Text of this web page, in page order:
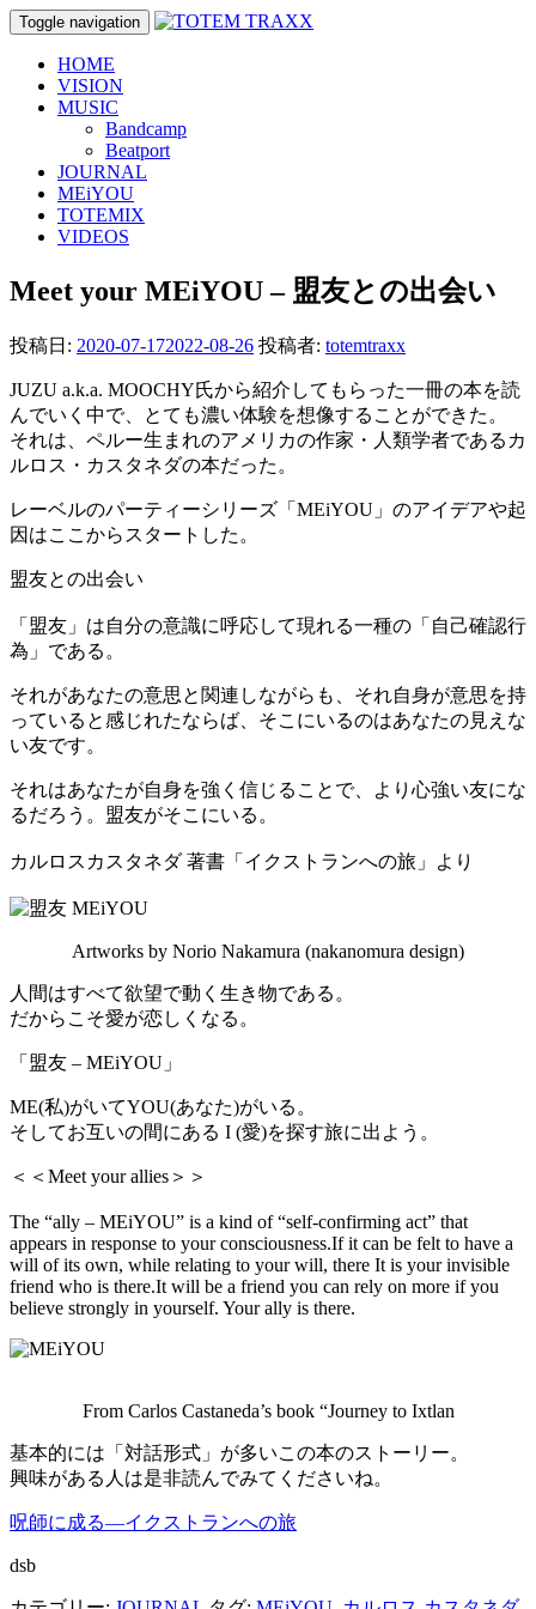
Toggle navigation
HOME
VISION
MUSIC
Bandcamp
Beatport
JOURNAL
MEiYOU
TOTEMIX
VIDEOS
Meet your MEiYOU – 盟友との出会い
投稿日: 2020-07-172022-08-26 投稿者: totemtraxx
JUZU a.k.a. MOOCHY氏から紹介してもらった一冊の本を読
んでいく中で、とても濃い体験を想像することができた。
それは、ペルー生まれのアメリカの作家・人類学者であるカ
ルロス・カスタネダの本だった。
レーベルのパーティーシリーズ「MEiYOU」のアイデアや起
因はここからスタートした。
盟友との出会い
「盟友」は自分の意識に呼応して現れる一種の「自己確認行
為」である。
それがあなたの意思と関連しながらも、それ自身が意思を持
っていると感じれたならば、そこにいるのはあなたの見えな
い友です。
それはあなたが自身を強く信じることで、より心強い友にな
るだろう。盟友がそこにいる。
カルロスカスタネダ 著書「イクストランへの旅」より
Artworks by Norio Nakamura (nakanomura design)
人間はすべて欲望で動く生き物である。
だからこそ愛が恋しくなる。
「盟友 – MEiYOU」
ME(私)がいてYOU(あなた)がいる。
そしてお互いの間にある I (愛)を探す旅に出よう。
＜＜Meet your allies＞＞
The “ally – MEiYOU” is a kind of “self-confirming act” that
appears in response to your consciousness.If it can be felt to have a
will of its own, while relating to your will, there It is your invisible
friend who is there.It will be a friend you can rely on more if you
believe strongly in yourself. Your ally is there.
From Carlos Castaneda’s book “Journey to Ixtlan
基本的には「対話形式」が多いこの本のストーリー。
興味がある人は是非読んでみてくださいね。
呪師に成る―イクストランへの旅
dsb